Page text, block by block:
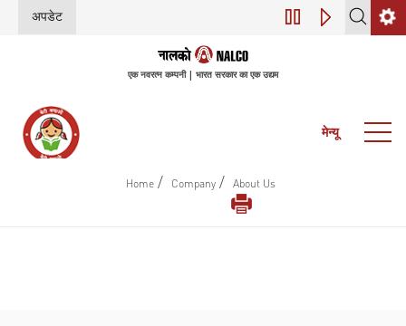
अपडेट डिजिटल परिवर्तन
एक नवरत्न कम्पनी | भारत सरकार का एक उद्यम
मेन्यू
Home / Company / About Us